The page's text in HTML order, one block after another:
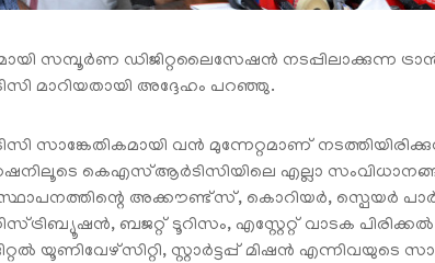
സമ്പൂർണ ഡിജിറ്റലൈസേഷൻ നടപ്പിലാക്കുന്ന
മാറിയതായി അദ്ദേഹം പറഞ്ഞു.
സാങ്കേതികമായി വൻ മുന്നേറ്റമാണ്
കെഎസ്ആർടിസിയിലെ എല്ലാ
സ്ഥാപനത്തിന്റെ അക്കൗണ്ട്‌സ്, കൊറിയർ, സ്പെയർ
ബജറ്റ് ടൂറിസം, എസ്റ്റേറ്റ് വാടക
യൂണിവേഴ്‌സിറ്റി, സ്റ്റാർട്ടപ്പ് മിഷൻ എന്നിവയുടെ